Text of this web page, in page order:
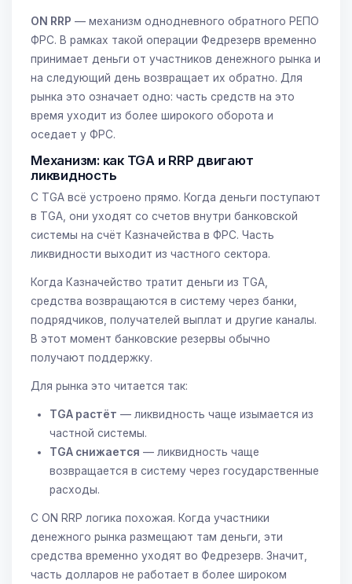
ON RRP — механизм однодневного обратного РЕПО
ФРС. В рамках такой операции Федрезерв временно
принимает деньги от участников денежного рынка и
на следующий день возвращает их обратно. Для
рынка это означает одно: часть средств на это
время уходит из более широкого оборота и
оседает у ФРС.
Механизм: как TGA и RRP двигают
ликвидность
С TGA всё устроено прямо. Когда деньги поступают
в TGA, они уходят со счетов внутри банковской
системы на счёт Казначейства в ФРС. Часть
ликвидности выходит из частного сектора.
Когда Казначейство тратит деньги из TGA,
средства возвращаются в систему через банки,
подрядчиков, получателей выплат и другие каналы.
В этот момент банковские резервы обычно
получают поддержку.
Для рынка это читается так:
TGA растёт — ликвидность чаще изымается из
частной системы.
TGA снижается — ликвидность чаще
возвращается в систему через государственные
расходы.
С ON RRP логика похожая. Когда участники
денежного рынка размещают там деньги, эти
средства временно уходят во Федрезерв. Значит,
часть долларов не работает в более широком